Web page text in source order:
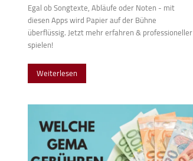
Egal ob Songtexte, Abläufe oder Noten - mit
diesen Apps wird Papier auf der Bühne
überflüssig. Jetzt mehr erfahren & professioneller
spielen!
Weiterlesen